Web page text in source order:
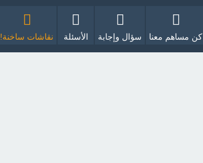
كن مساهم معنا سؤال وإجابة الأسئلة نقاشات ساخنة!